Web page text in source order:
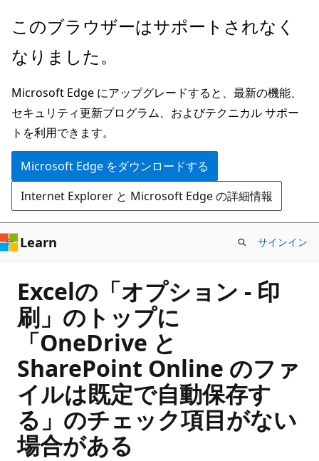
メ
ン
ン
テ
ン
ツ
に
ス
キ
ッ
プ
このブラウザーはサポートされなく
なりました。
Microsoft Edge にアップグレードすると、最新の機能、
セキュリティ更新プログラム、およびテクニカル サポー
トを利用できます。
Microsoft Edge をダウンロードする
Internet Explorer と Microsoft Edge の詳細情報
Learn サインイン
Excelの「オプション - 印
刷」のトップに
「OneDrive と
SharePoint Online のファ
イルは既定で自動保存す
る」のチェック項目がない
場合がある